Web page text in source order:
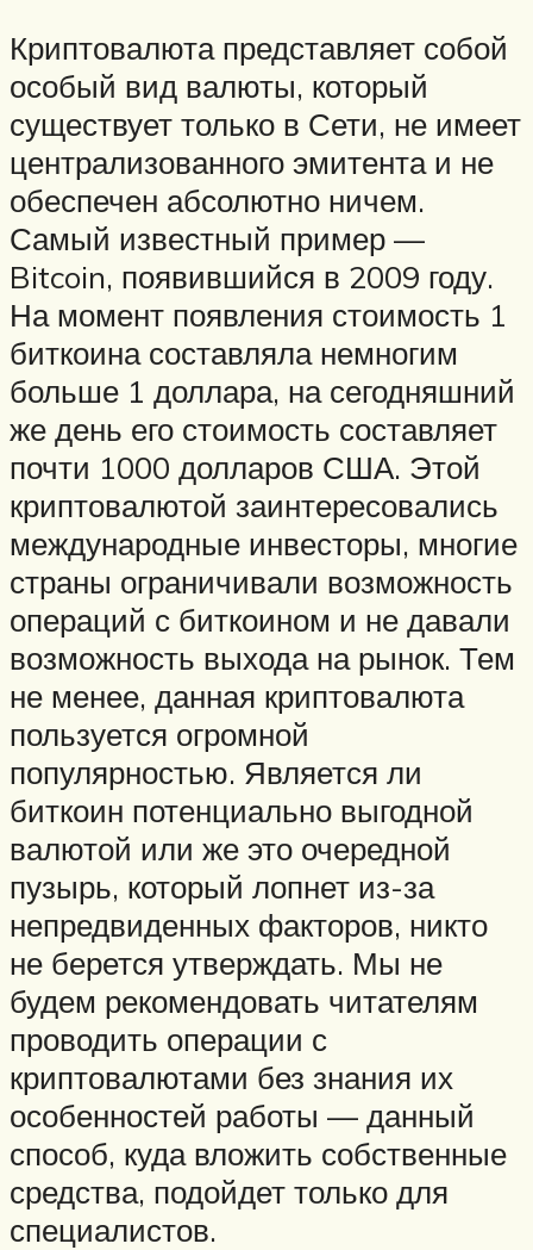
Криптовалюта представляет собой
особый вид валюты, который
существует только в Сети, не имеет
централизованного эмитента и не
обеспечен абсолютно ничем.
Самый известный пример —
Bitcoin, появившийся в 2009 году.
На момент появления стоимость 1
биткоина составляла немногим
больше 1 доллара, на сегодняшний
же день его стоимость составляет
почти 1000 долларов США. Этой
криптовалютой заинтересовались
международные инвесторы, многие
страны ограничивали возможность
операций с биткоином и не давали
возможность выхода на рынок. Тем
не менее, данная криптовалюта
пользуется огромной
популярностью. Является ли
биткоин потенциально выгодной
валютой или же это очередной
пузырь, который лопнет из-за
непредвиденных факторов, никто
не берется утверждать. Мы не
будем рекомендовать читателям
проводить операции с
криптовалютами без знания их
особенностей работы — данный
способ, куда вложить собственные
средства, подойдет только для
специалистов.